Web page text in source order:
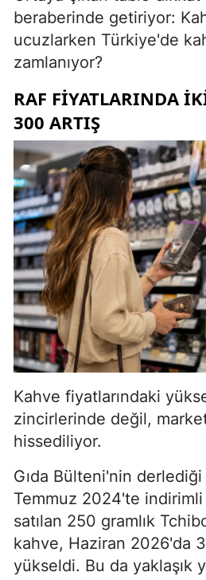
beraberinde getiriyor:
ucuzlarken Türkiye'de
zamlanıyor?
RAF FIYATLARINDA
300 ARTIŞ
Kahve fiyatlarındaki
zincirlerinde değil,
hissediliyor.
Gıda Bülteni'nin
Temmuz 2024'te
satılan 250 gramlık
kahve, Haziran 2026'da
yükseldi. Bu da yaklaşık